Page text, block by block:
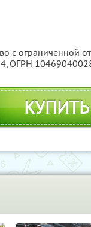
с ограниченной
, ОГРН
КУПИТЬ